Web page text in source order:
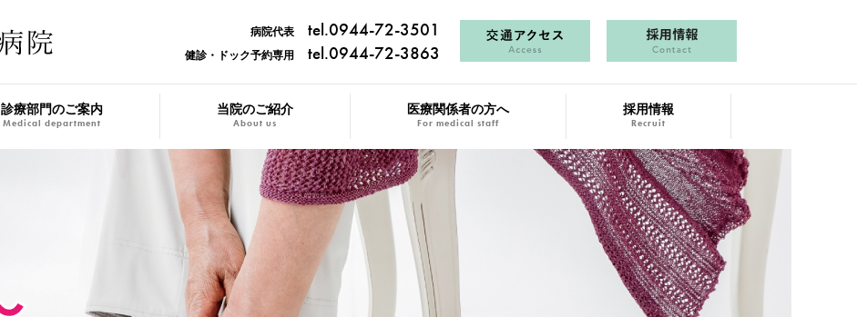
病院代表 tel.0944-72-3501
健診・ドック予約専用 tel.0944-72-3863
診療部門のご案内
Medical department
当院のご紹介
About us
医療関係者の方へ
For medical staff
採用情報
Recruit